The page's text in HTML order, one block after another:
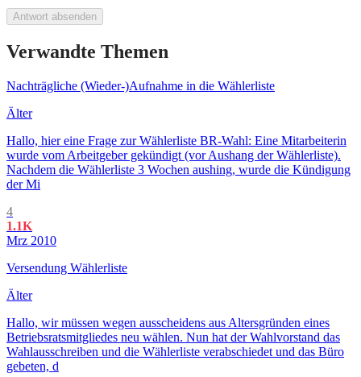
Antwort absenden
Verwandte Themen
Nachträgliche (Wieder-)Aufnahme in die Wählerliste
Älter
Hallo, hier eine Frage zur Wählerliste BR-Wahl: Eine Mitarbeiterin
wurde vom Arbeitgeber gekündigt (vor Aushang der Wählerliste).
Nachdem die Wählerliste 3 Wochen aushing, wurde die Kündigung
der Mi
4
1.1K
Mrz 2010
Versendung Wählerliste
Älter
Hallo, wir müssen wegen ausscheidens aus Altersgründen eines
Betriebsratsmitgliedes neu wählen. Nun hat der Wahlvorstand das
Wahlausschreiben und die Wählerliste verabschiedet und das Büro
gebeten, d